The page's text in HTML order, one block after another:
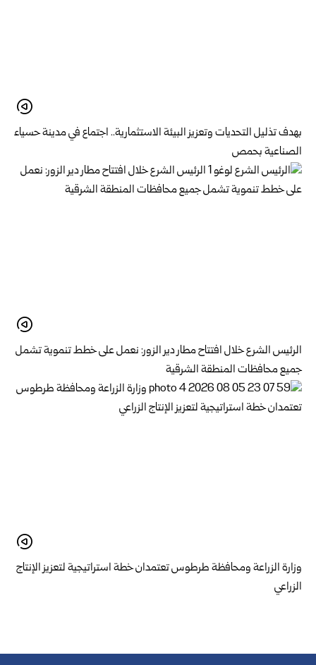
بهدف تذليل التحديات وتعزيز البيئة الاستثمارية.. اجتماع في مدينة حسياء
الصناعية بحمص
الرئيس الشرع خلال افتتاح مطار دير الزور: نعمل على خطط تنموية تشمل
جميع محافظات المنطقة الشرقية
وزارة الزراعة ومحافظة طرطوس تعتمدان خطة استراتيجية لتعزيز الإنتاج
الزراعي